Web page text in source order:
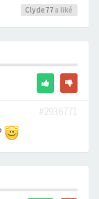
Clyde77 a liké
#2936771